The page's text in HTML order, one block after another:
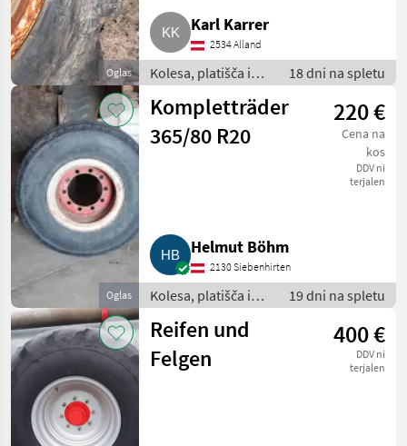
Oglas
Karl Karrer
2534 Alland
Kolesa, platišča in
pnevmatike /
Komplet kolesa
18 dni na spletu
Oglas
Kompletträder
365/80 R20
220 €
Cena na
kos
DDV ni
terjalen
Helmut Böhm
2130 Siebenhirten
Kolesa, platišča in
pnevmatike /
Komplet kolesa
19 dni na spletu
Reifen und
Felgen
400 €
DDV ni
terjalen